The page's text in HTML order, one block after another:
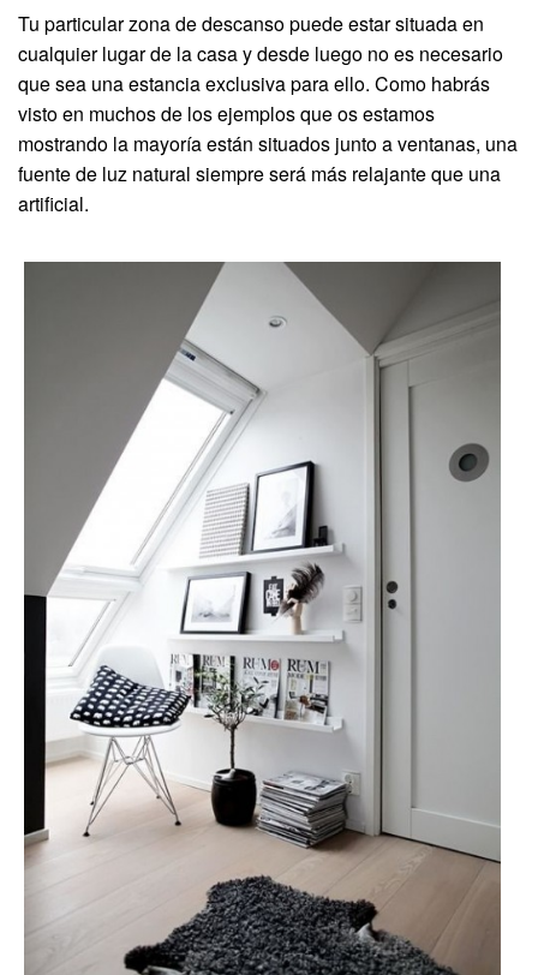
Tu particular zona de descanso puede estar situada en
cualquier lugar de la casa y desde luego no es necesario
que sea una estancia exclusiva para ello. Como habrás
visto en muchos de los ejemplos que os estamos
mostrando la mayoría están situados junto a ventanas, una
fuente de luz natural siempre será más relajante que una
artificial.